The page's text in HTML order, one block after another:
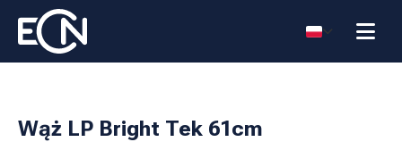
Wąż LP Bright Tek 61cm